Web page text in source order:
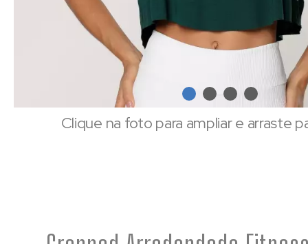
Clique na foto para ampliar e arraste